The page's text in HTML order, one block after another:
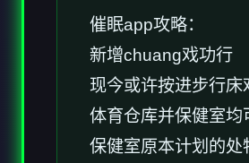
催眠app攻略：
新增chuang戏功行
现今或许按进步行床
体育仓库并保健室
保健室原本计划的